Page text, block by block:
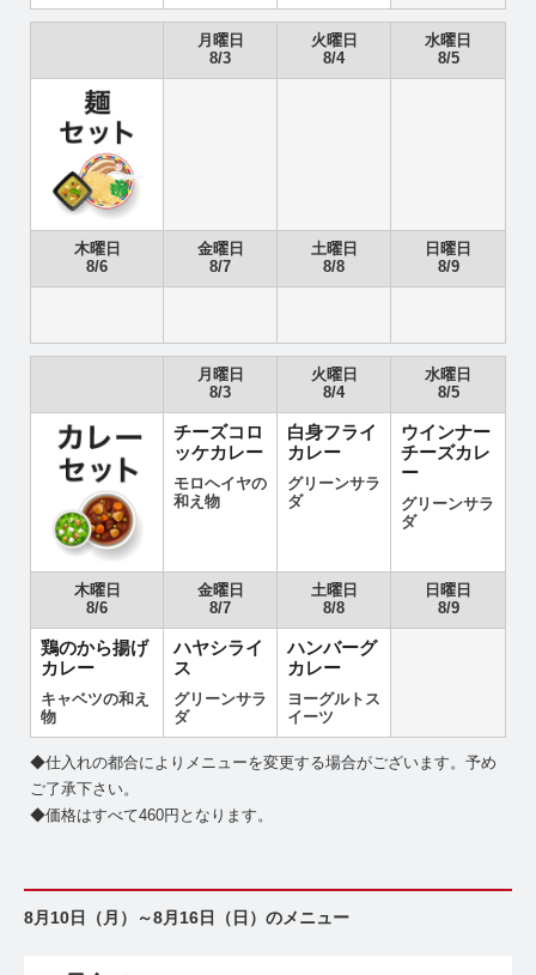
月曜日
8/3
火曜日
8/4
水曜日
8/5
木曜日
8/6
金曜日
8/7
土曜日
8/8
日曜日
8/9
月曜日
8/3
火曜日
8/4
水曜日
8/5
チーズコロ
ッケカレー
モロヘイヤの
和え物
白身フライ
カレー
グリーンサラ
ダ
ウインナー
チーズカレ
ー
グリーンサラ
ダ
木曜日
8/6
金曜日
8/7
土曜日
8/8
日曜日
8/9
鶏のから揚げ
カレー
キャベツの和え
物
ハヤシライ
ス
グリーンサラ
ダ
ハンバーグ
カレー
ヨーグルトス
イーツ
◆仕入れの都合によりメニューを変更する場合がございます。予め
ご了承下さい。
◆価格はすべて460円となります。
8月10日（月）～8月16日（日）のメニュー